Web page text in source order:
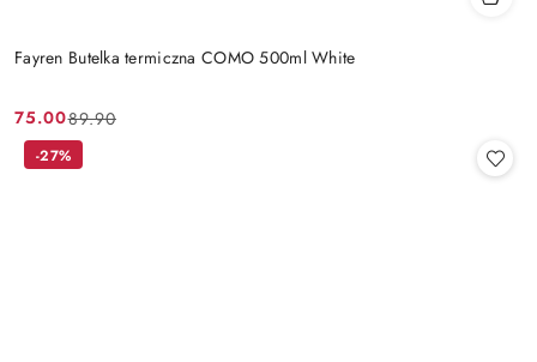
Fayren Butelka termiczna COMO 500ml White
Cena
promocyjna:
75.00
Cena
przed
89.90
-27%